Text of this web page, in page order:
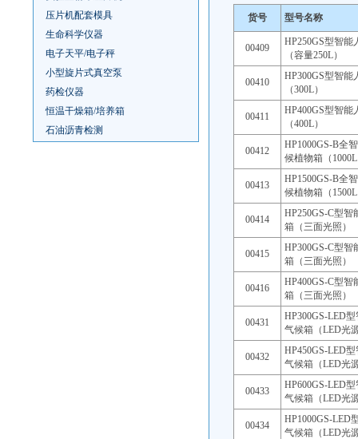
压片机配套模具
生命科学仪器
电子天平/电子秤
小型旋片式真空泵
药检仪器
恒温干燥箱/培养箱
石油沥青检测
货号 型号名称
00409
HP250GS型智能
（容量250L）
00410
HP300GS型智能
（300L）
00411
HP400GS型智能
（400L）
00412
HP1000GS-B全
候植物箱（
00413
HP1500GS-B全
候植物箱（
00414
HP250GS-C型智
箱（三面光照）
00415
HP300GS-C型智
箱（三面光照）
00416
HP400GS-C型智
箱（三面光照）
00431
HP300GS-LED
气候箱（LED光
00432
HP450GS-LED
气候箱（LED光
00433
HP600GS-LED
气候箱（LED光
00434
HP1000GS-LED
气候箱（LED光